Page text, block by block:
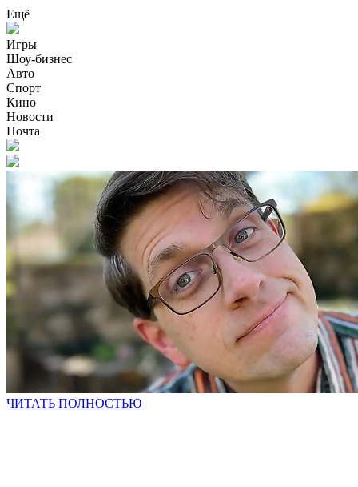
Ещё
Игры
Шоу-бизнес
Авто
Спорт
Кино
Новости
Почта
ЧИТАТЬ ПОЛНОСТЬЮ